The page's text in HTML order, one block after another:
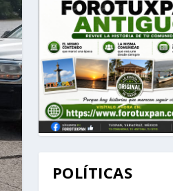
POLÍTICAS